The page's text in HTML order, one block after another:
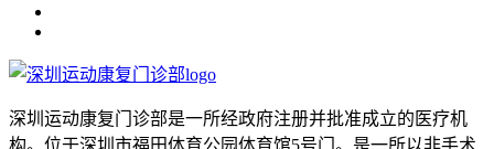
深圳运动康复门诊部是一所经政府注册并批准成立的医疗机